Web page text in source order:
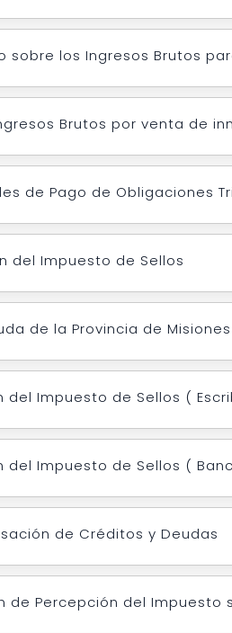
sobre los Ingresos Brutos
Brutos por venta de
de Pago de Obligaciones
del Impuesto de Sellos
de la Provincia de Misiones
del Impuesto de Sellos (
del Impuesto de Sellos (
de Créditos y Deudas
de Percepción del Impuesto